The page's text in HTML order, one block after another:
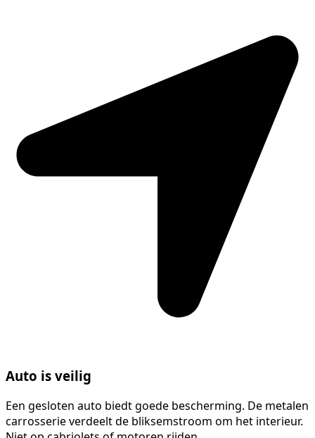
Auto is veilig
Een gesloten auto biedt goede bescherming. De metalen
carrosserie verdeelt de bliksemstroom om het interieur.